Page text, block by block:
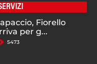
Fiorello
per g...
5473